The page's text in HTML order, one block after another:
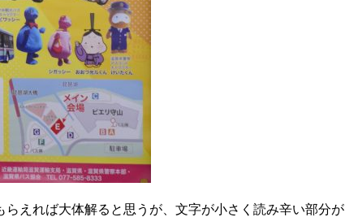
えれば大体解ると思うが、文字が小さく読み辛い部分が